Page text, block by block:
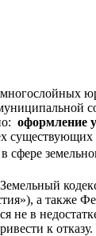
оформление
сфере
а также
не в
к